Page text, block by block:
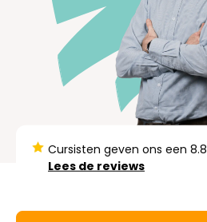
Cursisten geven ons een 8.8
Lees de reviews